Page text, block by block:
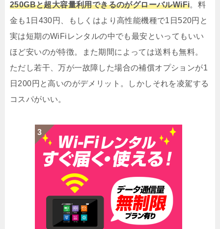
250GBと超大容量利用できるのがグローバルWiFi。料
金も1日430円、もしくはより高性能機種で1日520円と
実は短期のWiFiレンタルの中でも最安といってもいい
ほど安いのが特徴。また期間によっては送料も無料。
ただし若干、万が一故障した場合の補償オプションが1
日200円と高いのがデメリット。しかしそれを凌駕する
コスパがいい。